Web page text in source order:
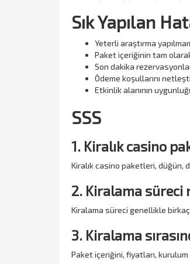
Sık Yapılan
Yeterli araştırma
Paket içeriğinin tam
Son dakika
Ödeme koşullarını
Etkinlik alanının
SSS
1. Kiralık casino
Kiralık casino paketleri, düğün,
2. Kiralama süreci
Kiralama süreci genellikle
3. Kiralama
Paket içeriğini, fiyatları,